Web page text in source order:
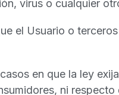
virus o cualquier
el Usuario o
en que la ley
ni